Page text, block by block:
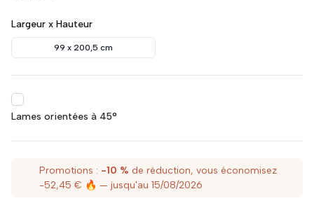
Largeur x Hauteur
99 x 200,5 cm
Lames orientées à 45°
Promotions : -10 % de réduction, vous économisez
-52,45 € 🔥 — jusqu'au 15/08/2026